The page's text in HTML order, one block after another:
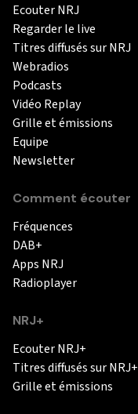
Ecouter NRJ
Regarder le live
Titres diffusés sur NRJ
Webradios
Podcasts
Vidéo Replay
Grille et émissions
Equipe
Newsletter
Comment écouter
Fréquences
DAB+
Apps NRJ
Radioplayer
NRJ+
Ecouter NRJ+
Titres diffusés sur NRJ+
Grille et émissions